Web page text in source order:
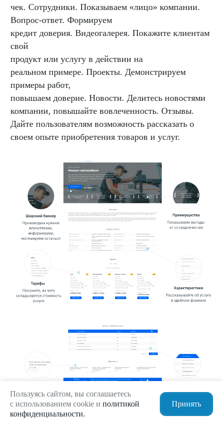
чек. Сотрудники. Показываем «лицо» компании.
Вопрос-ответ. Формируем
кредит доверия. Видеогалерея. Покажите клиентам
свой
продукт или услугу в действии на
реальном примере. Проекты. Демонстрируем
примеры работ,
повышаем доверие. Новости. Делитесь новостями
компании, повышайте вовлеченность. Отзывы.
Дайте пользователям возможность рассказать о
своем опыте приобретения товаров и услуг.
Пользуясь сайтом, вы соглашаетесь
с использованием cookie и политикой
конфиденциальности.
Принять